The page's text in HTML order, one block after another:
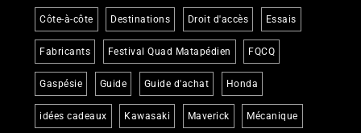
Côte-à-côte Destinations Droit d'accès Essais
Fabricants Festival Quad Matapédien FQCQ
Gaspésie Guide Guide d'achat Honda
idées cadeaux Kawasaki Maverick Mécanique